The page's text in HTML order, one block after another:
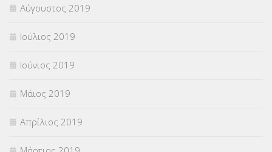
Αύγουστος 2019
Ιούλιος 2019
Ιούνιος 2019
Μάιος 2019
Απρίλιος 2019